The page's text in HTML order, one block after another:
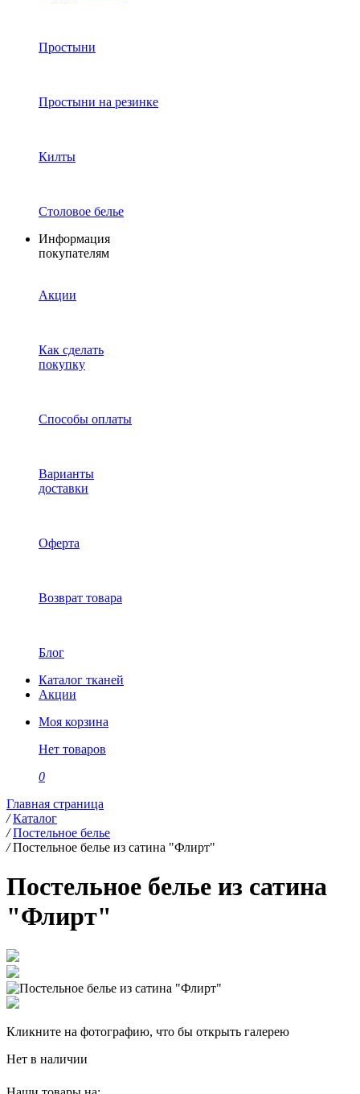
Простыни
Простыни на резинке
Килты
Столовое белье
Информация
покупателям
Акции
Как сделать
покупку
Способы оплаты
Варианты
доставки
Оферта
Возврат товара
Блог
Каталог тканей
Акции
Моя корзина
Нет товаров
0
Главная страница
/ Каталог
/ Постельное белье
/ Постельное белье из сатина "Флирт"
Постельное белье из сатина
"Флирт"
Кликните на фотографию, что бы открыть галерею
Нет в наличии